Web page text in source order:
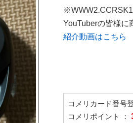
YouTuberの皆様に
紹介動画はこちら
コメリカード番号
コメリポイント ：